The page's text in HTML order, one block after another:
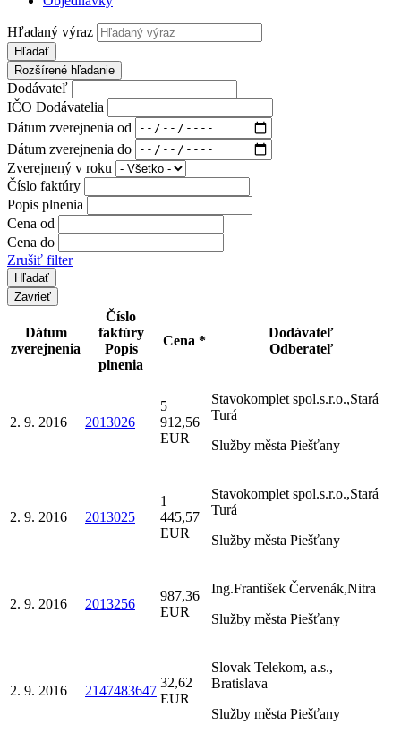
Hľadaný výraz
Hľadať
Rozšírené hľadanie
Dodávateľ
IČO Dodávatelia
Dátum zverejnenia od
Dátum zverejnenia do
Zverejnený v roku
Číslo faktúry
Popis plnenia
Cena od
Cena do
Zrušiť filter
Zavrieť
Dátum
zverejnenia
Číslo
faktúry
Popis
plnenia
Cena *
Dodávateľ
Odberateľ
2. 9. 2016 2013026
5
912,56
EUR
Stavokomplet spol.s.r.o.,Stará
Turá
Služby města Piešťany
2. 9. 2016 2013025
1
445,57
EUR
Stavokomplet spol.s.r.o.,Stará
Turá
Služby města Piešťany
2. 9. 2016 2013256
987,36
EUR
Ing.František Červenák,Nitra
Služby města Piešťany
2. 9. 2016 2147483647
32,62
EUR
Slovak Telekom, a.s.,
Bratislava
Služby města Piešťany